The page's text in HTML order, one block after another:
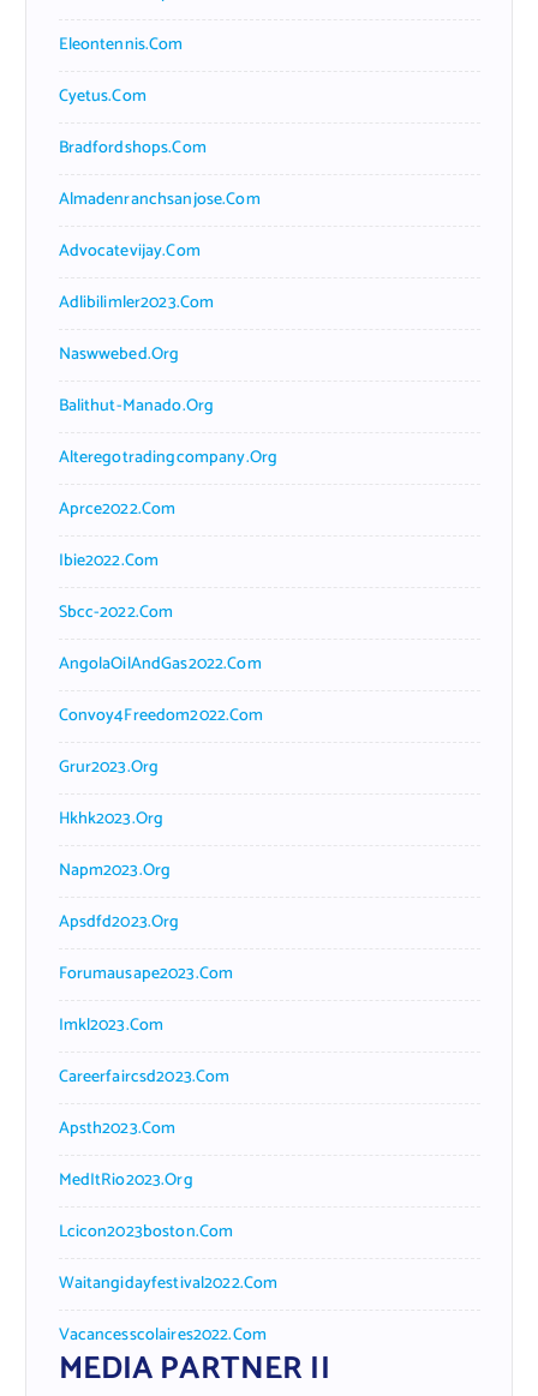
Eleontennis.com
Cyetus.com
Bradfordshops.com
Almadenranchsanjose.com
Advocatevijay.com
Adlibilimler2023.com
Naswwebed.org
Balithut-Manado.org
Alteregotradingcompany.org
Aprce2022.com
Ibie2022.com
Sbcc-2022.com
AngolaOilAndGas2022.com
Convoy4Freedom2022.com
Grur2023.org
Hkhk2023.org
Napm2023.org
Apsdfd2023.org
Forumausape2023.com
Imkl2023.com
Careerfaircsd2023.com
Apsth2023.com
MedItRio2023.org
Lcicon2023boston.com
Waitangidayfestival2022.com
Vacancesscolaires2022.com
MEDIA PARTNER II